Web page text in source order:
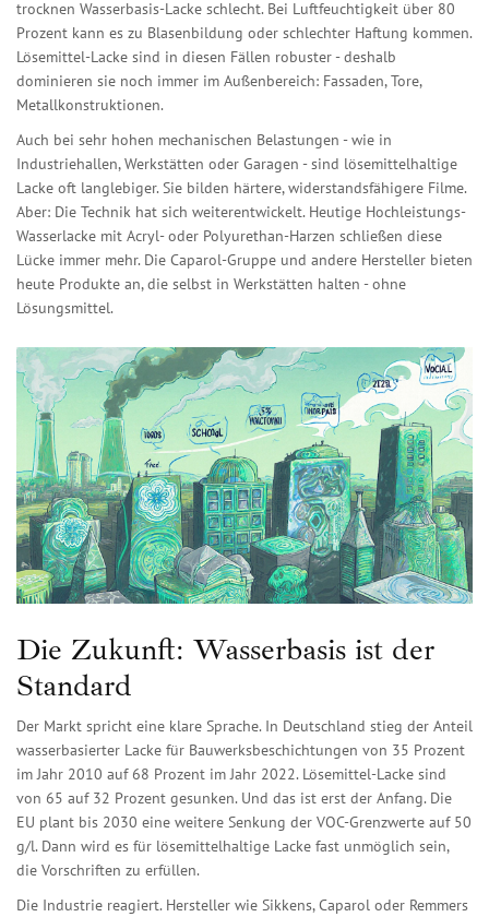
trocknen Wasserbasis-Lacke schlecht. Bei Luftfeuchtigkeit über 80
Prozent kann es zu Blasenbildung oder schlechter Haftung kommen.
Lösemittel-Lacke sind in diesen Fällen robuster - deshalb
dominieren sie noch immer im Außenbereich: Fassaden, Tore,
Metallkonstruktionen.
Auch bei sehr hohen mechanischen Belastungen - wie in
Industriehallen, Werkstätten oder Garagen - sind lösemittelhaltige
Lacke oft langlebiger. Sie bilden härtere, widerstandsfähigere Filme.
Aber: Die Technik hat sich weiterentwickelt. Heutige Hochleistungs-
Wasserlacke mit Acryl- oder Polyurethan-Harzen schließen diese
Lücke immer mehr. Die Caparol-Gruppe und andere Hersteller bieten
heute Produkte an, die selbst in Werkstätten halten - ohne
Lösungsmittel.
Die Zukunft: Wasserbasis ist der
Standard
Der Markt spricht eine klare Sprache. In Deutschland stieg der Anteil
wasserbasierter Lacke für Bauwerksbeschichtungen von 35 Prozent
im Jahr 2010 auf 68 Prozent im Jahr 2022. Lösemittel-Lacke sind
von 65 auf 32 Prozent gesunken. Und das ist erst der Anfang. Die
EU plant bis 2030 eine weitere Senkung der VOC-Grenzwerte auf 50
g/l. Dann wird es für lösemittelhaltige Lacke fast unmöglich sein,
die Vorschriften zu erfüllen.
Die Industrie reagiert. Hersteller wie Sikkens, Caparol oder Remmers